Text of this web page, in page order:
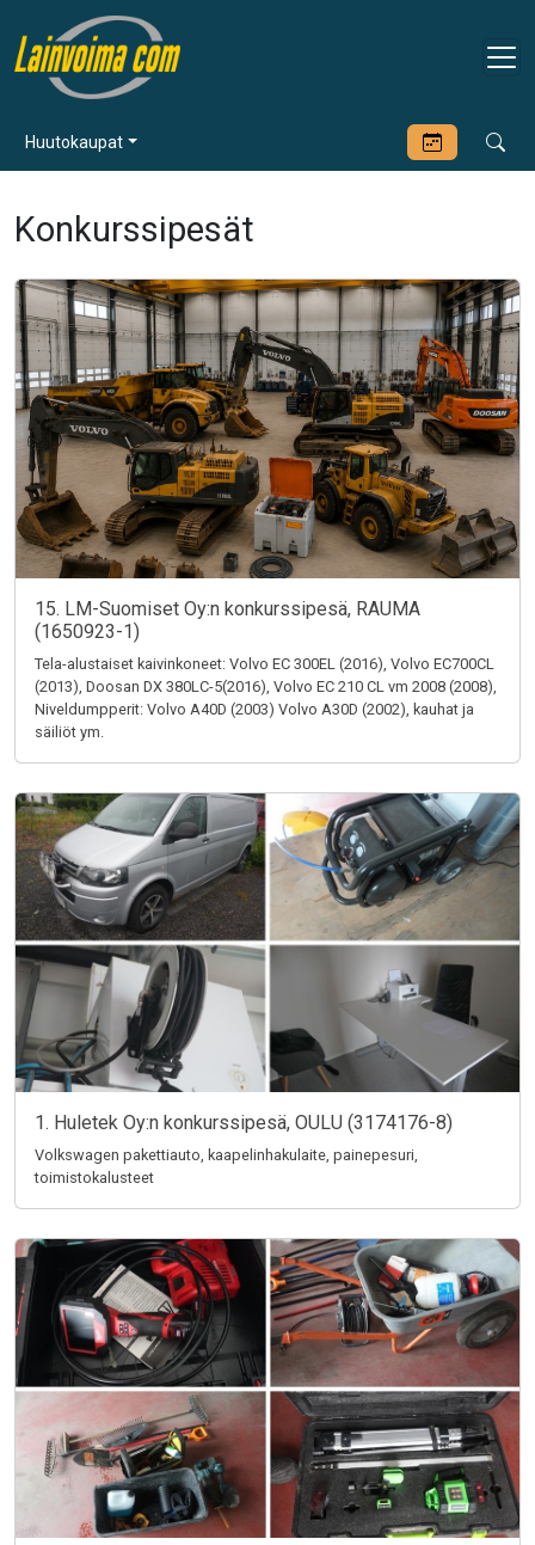
Huutokaupat
Konkurssipesät
15. LM-Suomiset Oy:n konkurssipesä, RAUMA
(1650923-1)
Tela-alustaiset kaivinkoneet: Volvo EC 300EL (2016), Volvo EC700CL
(2013), Doosan DX 380LC-5(2016), Volvo EC 210 CL vm 2008 (2008),
Niveldumpperit: Volvo A40D (2003) Volvo A30D (2002), kauhat ja
säiliöt ym.
1. Huletek Oy:n konkurssipesä, OULU (3174176-8)
Volkswagen pakettiauto, kaapelinhakulaite, painepesuri,
toimistokalusteet